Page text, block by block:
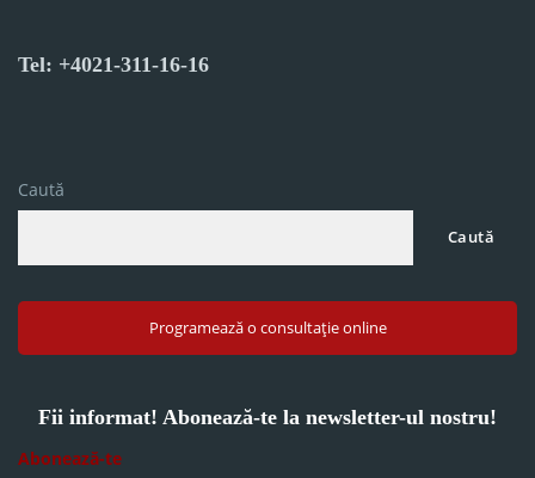
Tel: +4021-311-16-16
Caută
Caută
Programează o consultație online
Fii informat! Abonează-te la newsletter-ul nostru!
Abonează-te